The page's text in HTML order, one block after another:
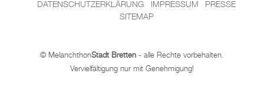
DA­TEN­SCHUT­Z­ER­KLÄ­RUNG IM­PRES­SUM
PRES­SE
SITEMAP
© Me­lan­chthonStadt Brett­en - alle Rech­te vor­be­hal­ten.
Ver­viel­fäl­ti­gung nur mit Ge­neh­mi­gung!